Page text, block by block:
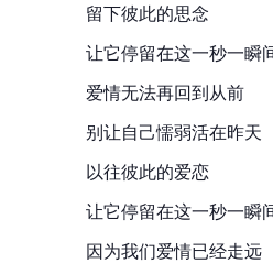
留下彼此的思念
让它停留在这一秒一瞬
爱情无法再回到从前
别让自己懦弱活在昨天
以往彼此的爱恋
让它停留在这一秒一瞬
因为我们爱情已经走远